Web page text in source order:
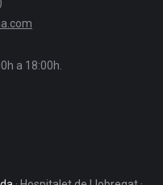
a 18:00h.